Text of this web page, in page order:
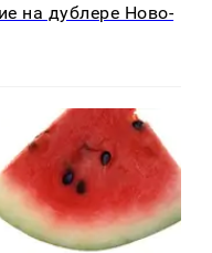
на дублере Ново-